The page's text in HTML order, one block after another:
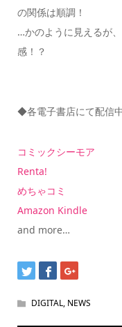
の関係は順調！
…かのように見えるが
感！？
◆各電子書店にて配信
コミックシーモア
Renta!
めちゃコミ
Amazon Kindle
and more…
DIGITAL, NEWS